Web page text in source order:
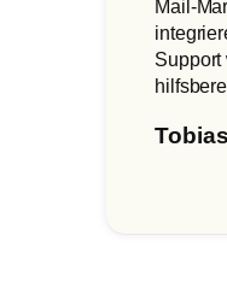
Mail-
Support